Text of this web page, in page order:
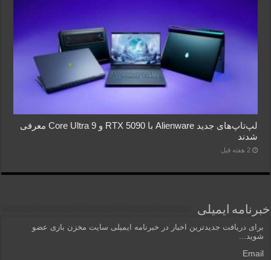
لپ‌تاپ‌های جدید Alienware با RTX 5090 و Core Ultra 9 معرفی
شدند
2 هفته قبل
خبرنامه ایمیلی
برای دریافت جدیدترین اخبار در خبرنامه ایمیلی سایت مخزن بازی عضو
شوید...
Email